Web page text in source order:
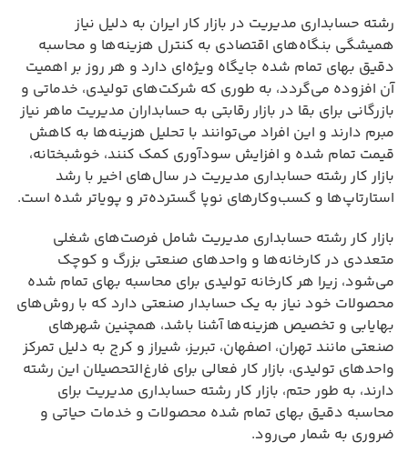
رشته حسابداری مدیریت در بازار کار ایران به دلیل نیاز
همیشگی بنگاه‌های اقتصادی به کنترل هزینه‌ها و محاسبه
دقیق بهای تمام شده جایگاه ویژه‌ای دارد و هر روز بر اهمیت
آن افزوده می‌گردد، به طوری که شرکت‌های تولیدی، خدماتی و
بازرگانی برای بقا در بازار رقابتی به حسابداران مدیریت ماهر نیاز
مبرم دارند و این افراد می‌توانند با تحلیل هزینه‌ها به کاهش
قیمت تمام شده و افزایش سودآوری کمک کنند، خوشبختانه،
بازار کار رشته حسابداری مدیریت در سال‌های اخیر با رشد
استارتاپ‌ها و کسب‌وکارهای نوپا گسترده‌تر و پویاتر شده است.
بازار کار رشته حسابداری مدیریت شامل فرصت‌های شغلی
متعددی در کارخانه‌ها و واحدهای صنعتی بزرگ و کوچک
می‌شود، زیرا هر کارخانه تولیدی برای محاسبه بهای تمام شده
محصولات خود نیاز به یک حسابدار صنعتی دارد که با روش‌های
بهایابی و تخصیص هزینه‌ها آشنا باشد، همچنین شهرهای
صنعتی مانند تهران، اصفهان، تبریز، شیراز و کرج به دلیل تمرکز
واحدهای تولیدی، بازار کار فعالی برای فارغ‌التحصیلان این رشته
دارند، به طور حتم، بازار کار رشته حسابداری مدیریت برای
محاسبه دقیق بهای تمام شده محصولات و خدمات حیاتی و
ضروری به شمار می‌رود.